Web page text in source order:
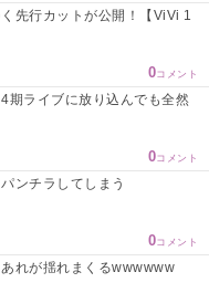
先行カットが公開！【ViVi 1
0コメント
期ライブに放り込んでも全然
0コメント
ンチラしてしまう
0コメント
あれが揺れまくるwwwwww